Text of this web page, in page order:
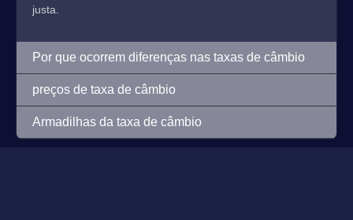
justa.
Por que ocorrem diferenças nas taxas de câmbio
preços de taxa de câmbio
Armadilhas da taxa de câmbio